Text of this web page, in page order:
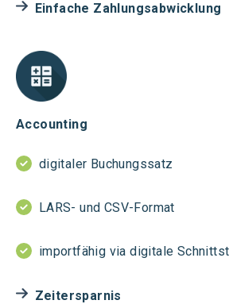
Einfache Zahlungsabwicklung
Accounting
digitaler Buchungssatz
LARS- und CSV-Format
importfähig via digitale
Zeitersparnis